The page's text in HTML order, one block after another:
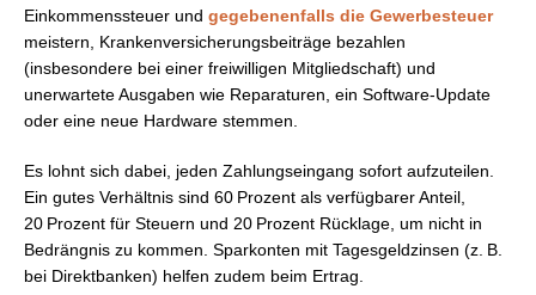
Einkommenssteuer und gegebenenfalls die Gewerbesteuer
meistern, Krankenversicherungsbeiträge bezahlen
(insbesondere bei einer freiwilligen Mitgliedschaft) und
unerwartete Ausgaben wie Reparaturen, ein Software-Update
oder eine neue Hardware stemmen.
Es lohnt sich dabei, jeden Zahlungseingang sofort aufzuteilen.
Ein gutes Verhältnis sind 60 Prozent als verfügbarer Anteil,
20 Prozent für Steuern und 20 Prozent Rücklage, um nicht in
Bedrängnis zu kommen. Sparkonten mit Tagesgeldzinsen (z. B.
bei Direktbanken) helfen zudem beim Ertrag.